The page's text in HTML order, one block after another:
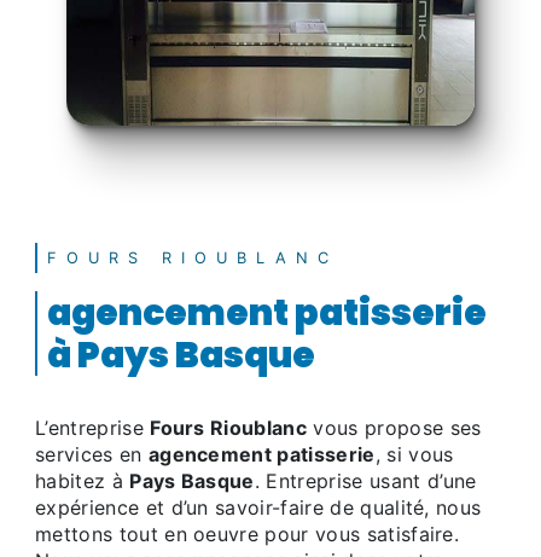
FOURS RIOUBLANC
agencement patisserie
à Pays Basque
L’entreprise Fours Rioublanc vous propose ses
services en agencement patisserie, si vous
habitez à Pays Basque. Entreprise usant d’une
expérience et d’un savoir-faire de qualité, nous
mettons tout en oeuvre pour vous satisfaire.